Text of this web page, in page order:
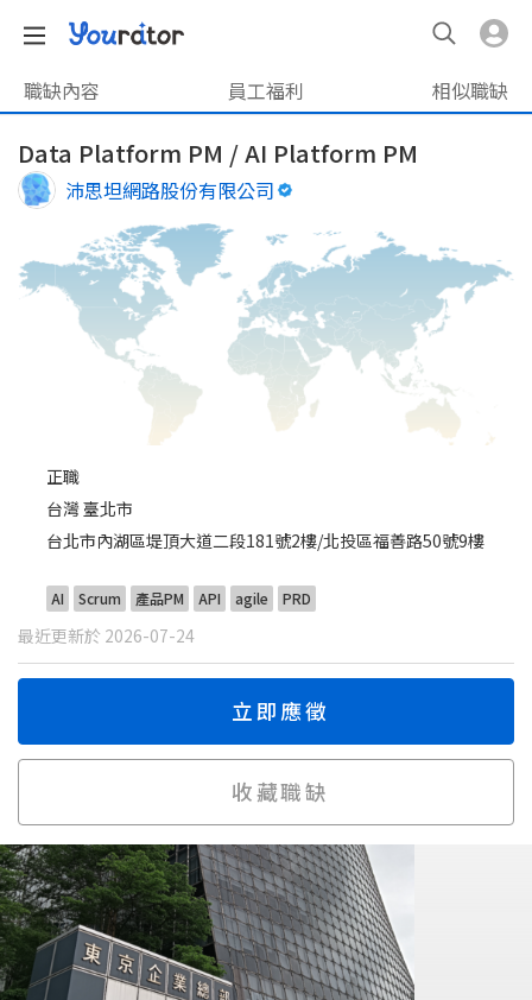
職缺內容 員工福利 相似職缺
Data Platform PM / AI Platform PM
沛思坦網路股份有限公司
正職
台灣 臺北市
台北市內湖區堤頂大道二段181號2樓/北投區福善路50號9樓
AI Scrum 產品PM API agile PRD
最近更新於 2026-07-24
立即應徵
收藏職缺